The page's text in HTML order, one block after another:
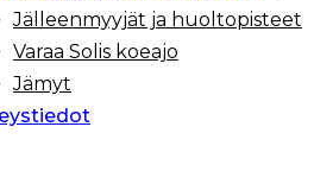
Jälleenmyyjät ja huoltopisteet
Varaa Solis koeajo
Jämyt